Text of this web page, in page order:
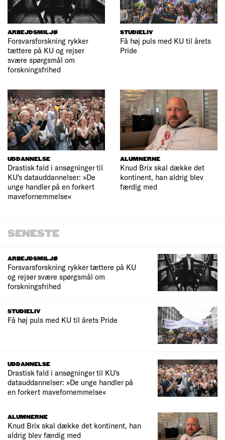
ARBEJDSMILJØ
Forsvarsforskning rykker
tættere på KU og rejser
svære spørgsmål om
forskningsfrihed
STUDIELIV
Få høj puls med KU til årets
Pride
UDDANNELSE
Drastisk fald i ansøgninger til
KU's datauddannelser: »De
unge handler på en forkert
mavefornemmelse«
ALUMNERNE
Knud Brix skal dække det
kontinent, han aldrig blev
færdig med
SENESTE
ARBEJDSMILJØ
Forsvarsforskning rykker tættere på KU
og rejser svære spørgsmål om
forskningsfrihed
STUDIELIV
Få høj puls med KU til årets Pride
UDDANNELSE
Drastisk fald i ansøgninger til KU's
datauddannelser: »De unge handler på
en forkert mavefornemmelse«
ALUMNERNE
Knud Brix skal dække det kontinent, han
aldrig blev færdig med